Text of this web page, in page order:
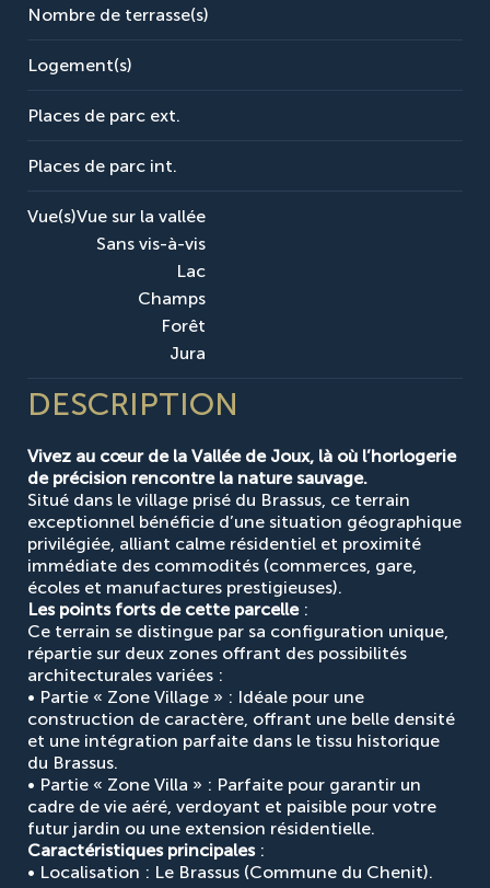
Nombre de terrasse(s)
Logement(s)
Places de parc ext.
Places de parc int.
Vue(s)Vue sur la vallée
Sans vis-à-vis
Lac
Champs
Forêt
Jura
DESCRIPTION
Vivez au cœur de la Vallée de Joux, là où l’horlogerie
de précision rencontre la nature sauvage.
Situé dans le village prisé du Brassus, ce terrain
exceptionnel bénéficie d’une situation géographique
privilégiée, alliant calme résidentiel et proximité
immédiate des commodités (commerces, gare,
écoles et manufactures prestigieuses).
Les points forts de cette parcelle:
Ce terrain se distingue par sa configuration unique,
répartie sur deux zones offrant des possibilités
architecturales variées :
• Partie « Zone Village » : Idéale pour une
construction de caractère, offrant une belle densité
et une intégration parfaite dans le tissu historique
du Brassus.
• Partie « Zone Villa » : Parfaite pour garantir un
cadre de vie aéré, verdoyant et paisible pour votre
futur jardin ou une extension résidentielle.
Caractéristiques principales:
• Localisation : Le Brassus (Commune du Chenit).